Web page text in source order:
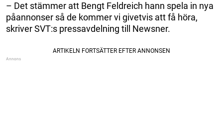
– Det stämmer att Bengt Feldreich hann spela in nya
påannonser så de kommer vi givetvis att få höra,
skriver SVT:s pressavdelning till Newsner.